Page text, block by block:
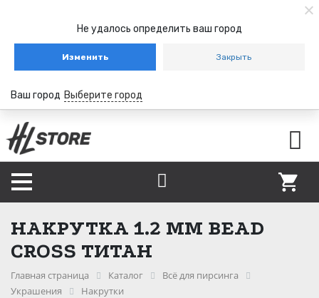
Не удалось определить ваш город
Изменить Закрыть
Ваш город Выберите город
НАКРУТКА 1.2 ММ BEAD
CROSS ТИТАН
Главная страница Каталог
Всё для пирсинга
Украшения
Накрутки